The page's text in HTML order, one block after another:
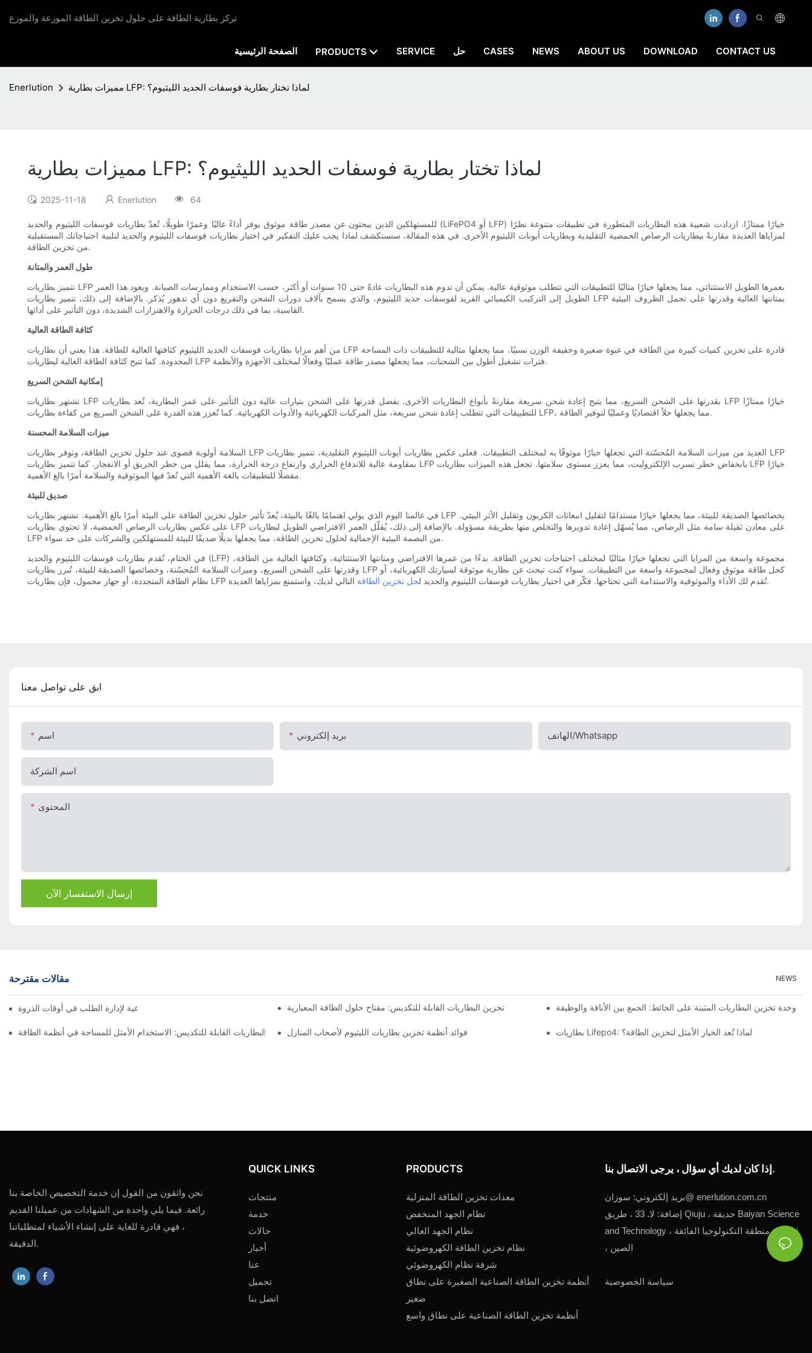
تركز بطارية الطاقة على حلول تخزين الطاقة الموزعة والموزع
الصفحة الرئيسية PRODUCTS SERVICE حل CASES NEWS ABOUT US DOWNLOAD CONTACT US
Enerlution مميزات بطارية LFP: لماذا تختار بطارية فوسفات الحديد الليثيوم؟
مميزات بطارية LFP: لماذا تختار بطارية فوسفات الحديد الليثيوم؟
2025-11-18 Enerlution 64
للمستهلكين الذين يبحثون عن مصدر طاقة موثوق يوفر أداءً عاليًا وعمرًا طويلًا، تُعدّ بطاريات فوسفات الليثيوم والحديد (LiFePO4 أو LFP) خيارًا ممتازًا. ازدادت شعبية هذه البطاريات المتطورة في تطبيقات متنوعة نظرًا
لمزاياها العديدة مقارنةً ببطاريات الرصاص الحمضية التقليدية وبطاريات أيونات الليثيوم الأخرى. في هذه المقالة، سنستكشف لماذا يجب عليك التفكير في اختيار بطاريات فوسفات الليثيوم والحديد لتلبية احتياجاتك المستقبلية
من تخزين الطاقة.
طول العمر والمتانة
تتميز بطاريات LFP بعمرها الطويل الاستثنائي، مما يجعلها خيارًا مثاليًا للتطبيقات التي تتطلب موثوقية عالية. يمكن أن تدوم هذه البطاريات عادةً حتى 10 سنوات أو أكثر، حسب الاستخدام وممارسات الصيانة. ويعود هذا العمر
الطويل إلى التركيب الكيميائي الفريد لفوسفات حديد الليثيوم، والذي يسمح بآلاف دورات الشحن والتفريغ دون أي تدهور يُذكر. بالإضافة إلى ذلك، تتميز بطاريات LFP بمتانتها العالية وقدرتها على تحمل الظروف البيئية
القاسية، بما في ذلك درجات الحرارة والاهتزازات الشديدة، دون التأثير على أدائها.
كثافة الطاقة العالية
من أهم مزايا بطاريات فوسفات الحديد الليثيوم كثافتها العالية للطاقة. هذا يعني أن بطاريات LFP قادرة على تخزين كميات كبيرة من الطاقة في عبوة صغيرة وخفيفة الوزن نسبيًا، مما يجعلها مثالية للتطبيقات ذات المساحة
المحدودة. كما تتيح كثافة الطاقة العالية لبطاريات LFP فترات تشغيل أطول بين الشحنات، مما يجعلها مصدر طاقة عمليًا وفعالًا لمختلف الأجهزة والأنظمة.
إمكانية الشحن السريع
تشتهر بطاريات LFP بقدرتها على الشحن السريع، مما يتيح إعادة شحن سريعة مقارنةً بأنواع البطاريات الأخرى. بفضل قدرتها على الشحن بتيارات عالية دون التأثير على عمر البطارية، تُعد بطاريات LFP خيارًا ممتازًا
للتطبيقات التي تتطلب إعادة شحن سريعة، مثل المركبات الكهربائية والأدوات الكهربائية. كما تُعزز هذه القدرة على الشحن السريع من كفاءة بطاريات LFP، مما يجعلها حلاً اقتصاديًا وعمليًا لتوفير الطاقة.
ميزات السلامة المحسنة
السلامة أولوية قصوى عند حلول تخزين الطاقة، وتوفر بطاريات LFP العديد من ميزات السلامة المُحسّنة التي تجعلها خيارًا موثوقًا به لمختلف التطبيقات. فعلى عكس بطاريات أيونات الليثيوم التقليدية، تتميز بطاريات LFP
بمقاومة عالية للاندفاع الحراري وارتفاع درجة الحرارة، مما يقلل من خطر الحريق أو الانفجار. كما تتميز بطاريات LFP بانخفاض خطر تسرب الإلكتروليت، مما يعزز مستوى سلامتها. تجعل هذه الميزات بطاريات LFP خيارًا
مفضلًا للتطبيقات بالغة الأهمية التي تُعدّ فيها الموثوقية والسلامة أمرًا بالغ الأهمية.
صديق للبيئة
في عالمنا اليوم الذي يولي اهتمامًا بالغًا بالبيئة، يُعدّ تأثير حلول تخزين الطاقة على البيئة أمرًا بالغ الأهمية. تشتهر بطاريات LFP بخصائصها الصديقة للبيئة، مما يجعلها خيارًا مستدامًا لتقليل انبعاثات الكربون وتقليل الأثر البيئي.
على عكس بطاريات الرصاص الحمضية، لا تحتوي بطاريات LFP على معادن ثقيلة سامة مثل الرصاص، مما يُسهّل إعادة تدويرها والتخلص منها بطريقة مسؤولة. بالإضافة إلى ذلك، يُقلّل العمر الافتراضي الطويل لبطاريات
LFP من البصمة البيئية الإجمالية لحلول تخزين الطاقة، مما يجعلها بديلًا صديقًا للبيئة للمستهلكين والشركات على حد سواء.
في الختام، تُقدم بطاريات فوسفات الليثيوم والحديد (LFP) مجموعة واسعة من المزايا التي تجعلها خيارًا مثاليًا لمختلف احتياجات تخزين الطاقة. بدءًا من عمرها الافتراضي ومتانتها الاستثنائية، وكثافتها العالية من الطاقة،
وقدرتها على الشحن السريع، وميزات السلامة المُحسّنة، وخصائصها الصديقة للبيئة، تُبرز بطاريات LFP كحل طاقة موثوق وفعال لمجموعة واسعة من التطبيقات. سواء كنت تبحث عن بطارية موثوقة لسيارتك الكهربائية، أو
نظام الطاقة المتجددة، أو جهاز محمول، فإن بطاريات LFP تُقدم لك الأداء والموثوقية والاستدامة التي تحتاجها. فكّر في اختيار بطاريات فوسفات الليثيوم والحديد لحل تخزين الطاقة التالي لديك، واستمتع بمزاياها العديدة.
ابق على تواصل معنا
اسم بريد إلكتروني الهاتف/whatsapp
اسم الشركة
المحتوى
إرسال الاستفسار الآن
مقالات مقترحة NEWS
حلول تخزين البطاريات الصناعية لإدارة الطلب في أوقات الذروة تخزين البطاريات القابلة للتكديس: مفتاح حلول الطاقة المعيارية وحدة تخزين البطاريات المثبتة على الحائط: الجمع بين الأناقة والوظيفة
تخزين البطاريات القابلة للتكديس: الاستخدام الأمثل للمساحة في أنظمة الطاقةفوائد أنظمة تخزين بطاريات الليثيوم لأصحاب المنازل بطاريات Lifepo4: لماذا تُعد الخيار الأمثل لتخزين الطاقة؟
نحن واثقون من القول إن خدمة التخصيص الخاصة بنا
رائعة. فيما يلي واحدة من الشهادات من عميلنا القديم
، فهي قادرة للغاية على إنشاء الأشياء لمتطلباتنا
الدقيقة.
QUICK LINKS
منتجات
خدمة
حالات
أخبار
عنا
تحميل
اتصل بنا
PRODUCTS
معدات تخزين الطاقة المنزلية
نظام الجهد المنخفض
نظام الجهد العالي
نظام تخزين الطاقة الكهروضوئية
شرفة نظام الكهروضوئي
أنظمة تخزين الطاقة الصناعية الصغيرة على نطاق
صغير
إذا كان لديك أي سؤال ، يرجى الاتصال بنا.
بريد إلكتروني:سوزان@ enerlution.com.cn
إضافة: لا. 33 ، طريق Qiuju ، حديقة Baiyan Science
and Technology ، منطقة التكنولوجيا الفائقة ، Hefei
، الصين
سياسة الخصوصية